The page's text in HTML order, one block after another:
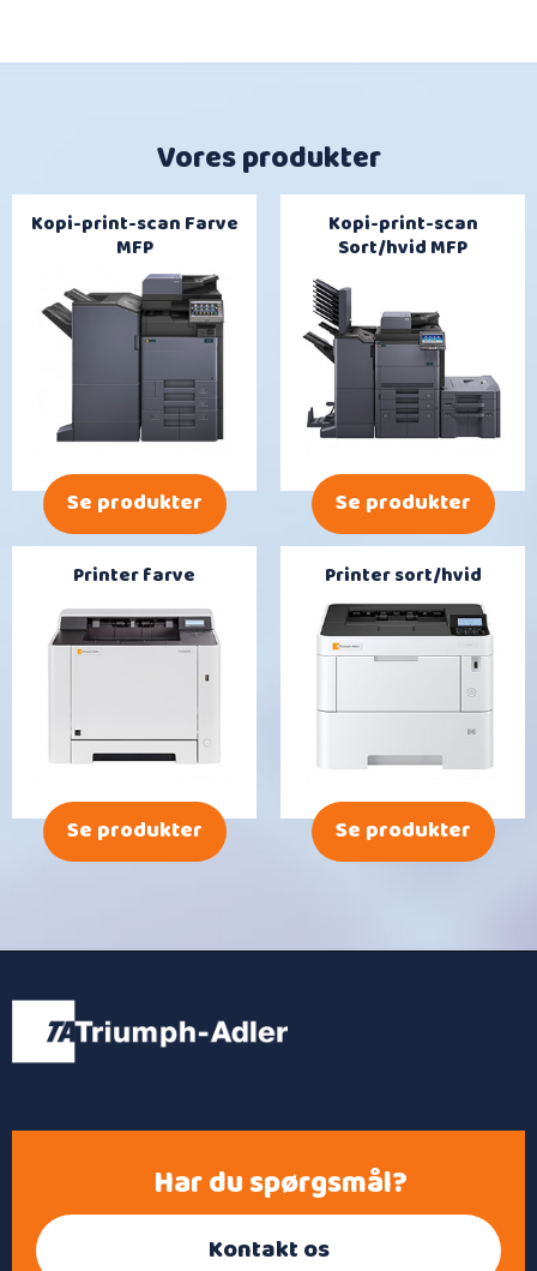
Vores produkter
Kopi-print-scan Farve
MFP
Se produkter
Kopi-print-scan
Sort/hvid MFP
Se produkter
Printer farve
Se produkter
Printer sort/hvid
Se produkter
Har du spørgsmål?
Kontakt os